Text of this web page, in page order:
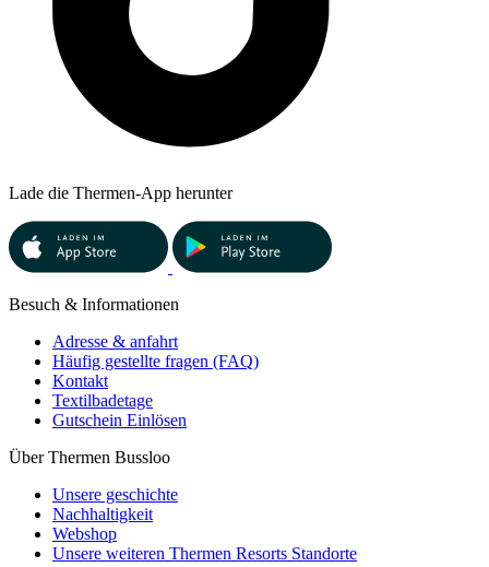
Lade die Thermen-App herunter
Besuch & Informationen
Adresse & anfahrt
Häufig gestellte fragen (FAQ)
Kontakt
Textilbadetage
Gutschein Einlösen
Über Thermen Bussloo
Unsere geschichte
Nachhaltigkeit
Webshop
Unsere weiteren Thermen Resorts Standorte